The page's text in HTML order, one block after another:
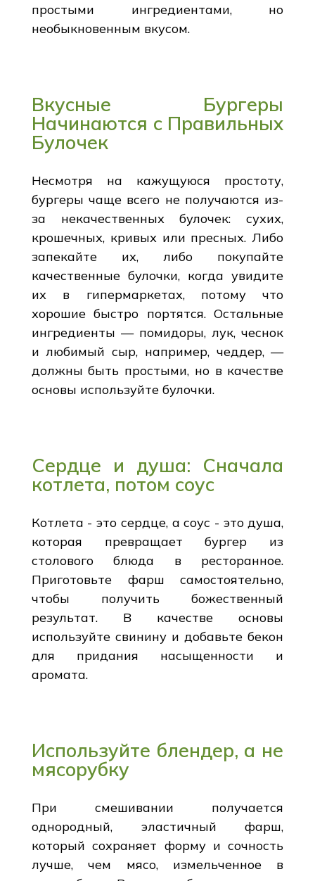
простыми ингредиентами, но
необыкновенным вкусом.
Вкусные Бургеры
Начинаются с Правильных
Булочек
Несмотря на кажущуюся простоту,
бургеры чаще всего не получаются из-
за некачественных булочек: сухих,
крошечных, кривых или пресных. Либо
запекайте их, либо покупайте
качественные булочки, когда увидите
их в гипермаркетах, потому что
хорошие быстро портятся. Остальные
ингредиенты — помидоры, лук, чеснок
и любимый сыр, например, чеддер, —
должны быть простыми, но в качестве
основы используйте булочки.
Сердце и душа: Сначала
котлета, потом соус
Котлета - это сердце, а соус - это душа,
которая превращает бургер из
столового блюда в ресторанное.
Приготовьте фарш самостоятельно,
чтобы получить божественный
результат. В качестве основы
используйте свинину и добавьте бекон
для придания насыщенности и
аромата.
Используйте блендер, а не
мясорубку
При смешивании получается
однородный, эластичный фарш,
который сохраняет форму и сочность
лучше, чем мясо, измельченное в